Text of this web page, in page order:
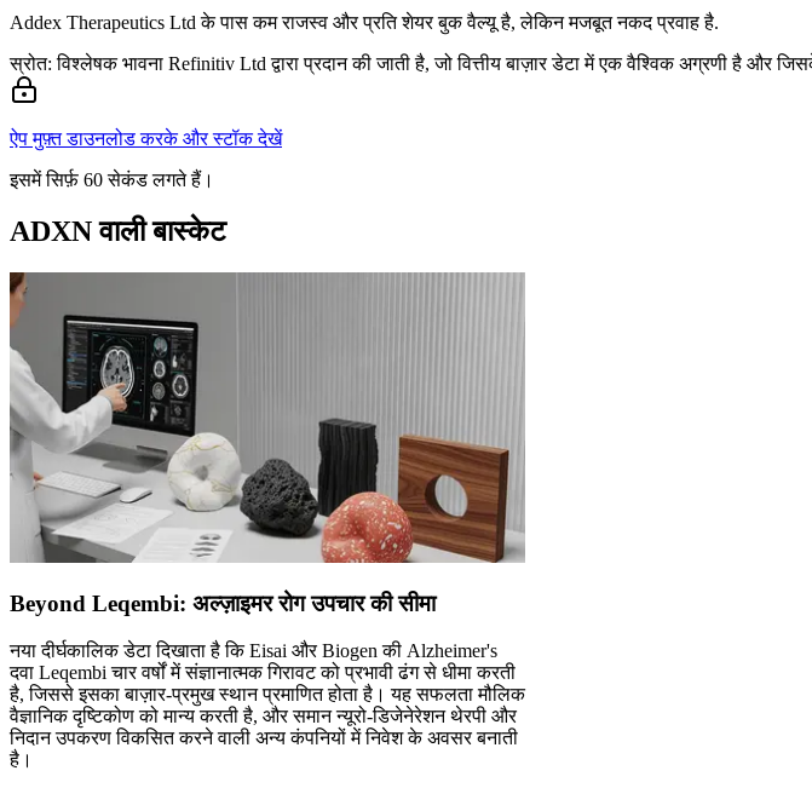
Addex Therapeutics Ltd के पास कम राजस्व और प्रति शेयर बुक वैल्यू है, लेकिन मजबूत नकद प्रवाह है.
स्रोत: विश्लेषक भावना Refinitiv Ltd द्वारा प्रदान की जाती है, जो वित्तीय बाज़ार डेटा में एक वैश्विक अग्रणी है
ऐप मुफ़्त डाउनलोड करके और स्टॉक देखें
इसमें सिर्फ़ 60 सेकंड लगते हैं।
ADXN वाली बास्केट
Beyond Leqembi: अल्ज़ाइमर रोग उपचार की सीमा
नया दीर्घकालिक डेटा दिखाता है कि Eisai और Biogen की Alzheimer's
दवा Leqembi चार वर्षों में संज्ञानात्मक गिरावट को प्रभावी ढंग से धीमा करती
है, जिससे इसका बाज़ार-प्रमुख स्थान प्रमाणित होता है। यह सफलता मौलिक
वैज्ञानिक दृष्टिकोण को मान्य करती है, और समान न्यूरो-डिजेनेरेशन थेरपी और
निदान उपकरण विकसित करने वाली अन्य कंपनियों में निवेश के अवसर बनाती
है।